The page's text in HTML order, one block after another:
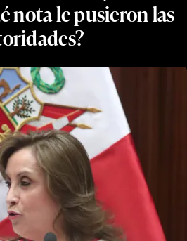
nota le pusieron las